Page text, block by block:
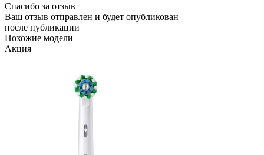
Спасибо за отзыв
Ваш отзыв отправлен и будет опубликован
после публикации
Похожие модели
Акция